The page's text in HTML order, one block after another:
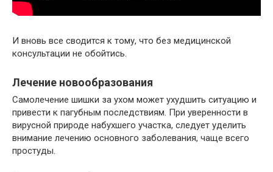
И вновь все сводится к тому, что без медицинской
консультации не обойтись.
Лечение новообразования
Самолечение шишки за ухом может ухудшить ситуацию и
привести к пагубным последствиям. При уверенности в
вирусной природе набухшего участка, следует уделить
внимание лечению основного заболевания, чаще всего
простуды.